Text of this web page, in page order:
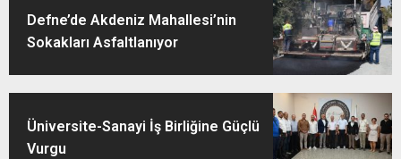
Defne’de Akdeniz Mahallesi’nin
Sokakları Asfaltlanıyor
Üniversite-Sanayi İş Birliğine Güçlü
Vurgu